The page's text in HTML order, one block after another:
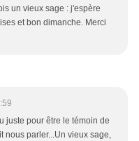
un vieux sage : j'espère
et bon dimanche. Merci
juste pour être le témoin de
nous parler...Un vieux sage,